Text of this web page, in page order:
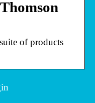
of products